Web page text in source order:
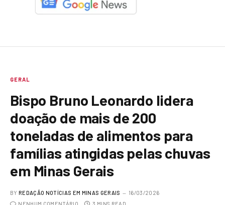
GERAL
Bispo Bruno Leonardo lidera
doação de mais de 200
toneladas de alimentos para
famílias atingidas pelas chuvas
em Minas Gerais
BY REDAÇÃO NOTÍCIAS EM MINAS GERAIS
16/03/2026
NENHUM COMENTÁRIO
3 MINS READ